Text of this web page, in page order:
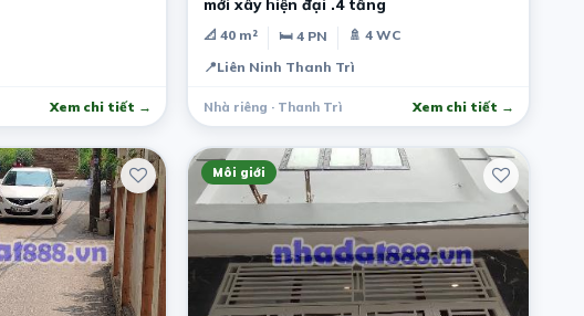
Xem chi tiết →
mới xây hiện đại .4 tầng
📐 40 m² 🛏 4 PN
🚿 4 WC
📍Liên Ninh Thanh Trì
Nhà riêng · Thanh Trì Xem chi tiết →
Môi giới